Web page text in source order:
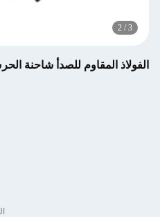
2 / 3
الفولاذ المقاوم للصدأ شاحنة